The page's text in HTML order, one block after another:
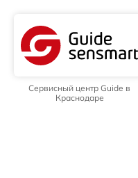
Сервисный центр Guide в
Краснодаре